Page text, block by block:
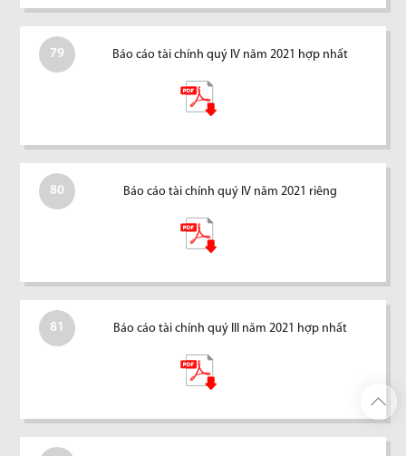
79 Báo cáo tài chính quý IV năm 2021 hợp nhất
80 Báo cáo tài chính quý IV năm 2021 riêng
81 Báo cáo tài chính quý III năm 2021 hợp nhất